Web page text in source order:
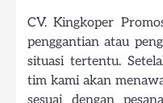
CV. Kingkoper
penggantian atau
situasi tertentu.
tim kami akan
sesuai dengan